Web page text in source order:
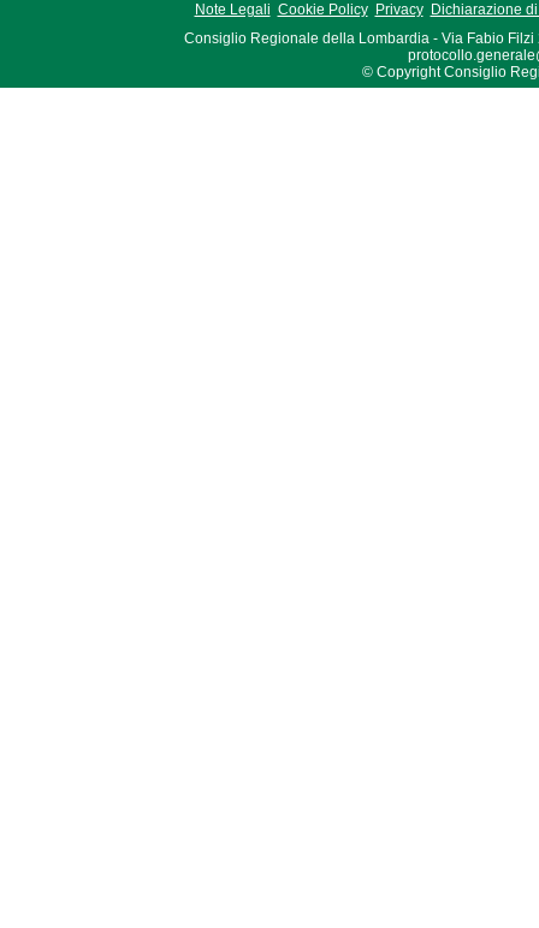
Note Legali Cookie Policy Privacy
Dichiarazione
Consiglio Regionale della Lombardia - Via Fabio Filzi
© Copyright Consiglio